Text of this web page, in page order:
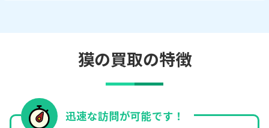
獏の買取の特徴
迅速な訪問が可能です！